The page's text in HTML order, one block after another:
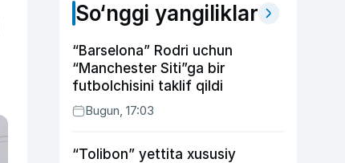
So‘nggi yangiliklar
“Barselona” Rodri uchun
“Manchester Siti”ga bir
futbolchisini taklif qildi
Bugun, 17:03
“Tolibon” yettita xususiy